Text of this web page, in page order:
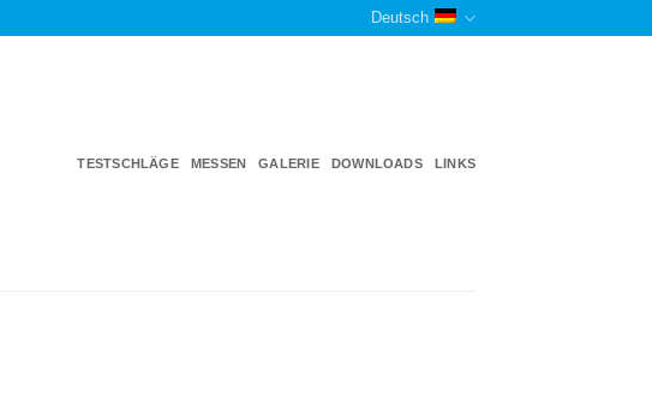
Deutsch
TESTSCHLÄGE MESSEN GALERIE DOWNLOADS LINKS